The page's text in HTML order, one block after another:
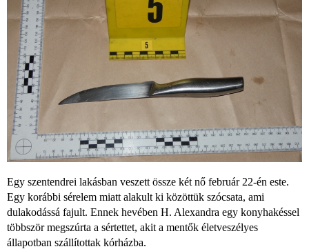
Egy szentendrei lakásban veszett össze két nő február 22-én este.
Egy korábbi sérelem miatt alakult ki közöttük szócsata, ami
dulakodássá fajult. Ennek hevében H. Alexandra egy konyhakéssel
többször megszúrta a sértettet, akit a mentők életveszélyes
állapotban szállítottak kórházba.